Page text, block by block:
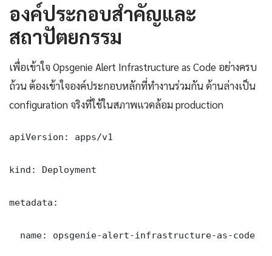
องค์ประกอบสำคัญและ
สถาปัตยกรรม
เพื่อเข้าใจ Opsgenie Alert Infrastructure as Code อย่างครบ
ถ้วน ต้องเข้าใจองค์ประกอบหลักที่ทำงานร่วมกัน ด้านล่างเป็น
configuration จริงที่ใช้ในสภาพแวดล้อม production
apiVersion: apps/v1
kind: Deployment
metadata:
  name: opsgenie-alert-infrastructure-as-code